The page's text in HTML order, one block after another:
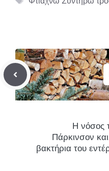
Η νόσος
Πάρκινσον
βακτήρια του